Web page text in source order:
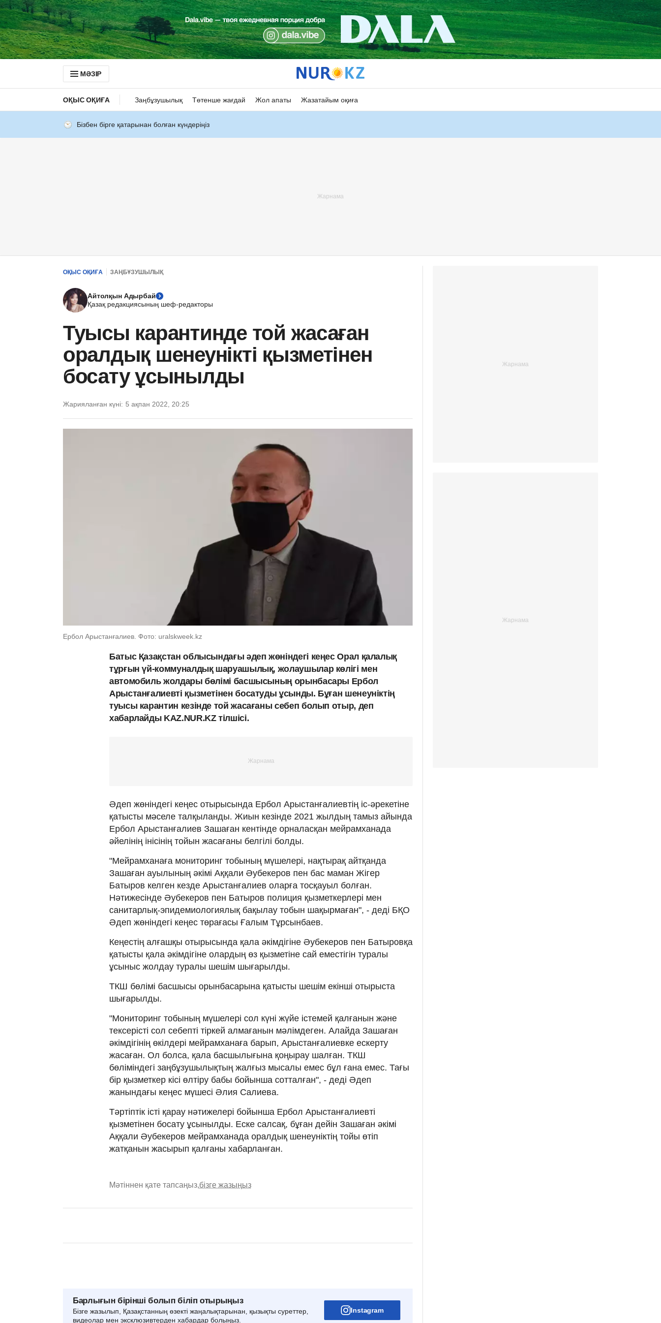
МӘЗІР
ОҚЫС ОҚИҒА Заңбұзушылық Төтенше жағдай Жол апаты Жазатайым оқиға
Бізбен бірге қатарынан болған күндеріңіз
ОҚЫС ОҚИҒА ЗАҢБҰЗУШЫЛЫҚ
Айтолқын Адырбай
Қазақ редакциясының шеф-редакторы
Туысы карантинде той жасаған
оралдық шенеунікті қызметінен
босату ұсынылды
Жарияланған күні: 5 ақпан 2022, 20:25
Ербол Арыстанғалиев. Фото: uralskweek.kz
Батыс Қазақстан облысындағы әдеп жөніндегі кеңес Орал қалалық
тұрғын үй-коммуналдық шаруашылық, жолаушылар көлігі мен
автомобиль жолдары бөлімі басшысының орынбасары Ербол
Арыстанғалиевті қызметінен босатуды ұсынды. Бұған шенеуніктің
туысы карантин кезінде той жасағаны себеп болып отыр, деп
хабарлайды KAZ.NUR.KZ тілшісі.
Әдеп жөніндегі кеңес отырысында Ербол Арыстанғалиевтің іс-әрекетіне
қатысты мәселе талқыланды. Жиын кезінде 2021 жылдың тамыз айында
Ербол Арыстанғалиев Зашаған кентінде орналасқан мейрамханада
әйелінің інісінің тойын жасағаны белгілі болды.
"Мейрамханаға мониторинг тобының мүшелері, нақтырақ айтқанда
Зашаған ауылының әкімі Аққали Әубекеров пен бас маман Жігер
Батыров келген кезде Арыстанғалиев оларға тосқауыл болған.
Нәтижесінде Әубекеров пен Батыров полиция қызметкерлері мен
санитарлық-эпидемиологиялық бақылау тобын шақырмаған", - деді БҚО
Әдеп жөніндегі кеңес төрағасы Ғалым Тұрсынбаев.
Кеңестің алғашқы отырысында қала әкімдігіне Әубекеров пен Батыровқа
қатысты қала әкімдігіне олардың өз қызметіне сай еместігін туралы
ұсыныс жолдау туралы шешім шығарылды.
ТКШ бөлімі басшысы орынбасарына қатысты шешім екінші отырыста
шығарылды.
"Мониторинг тобының мүшелері сол күні жүйе істемей қалғанын және
тексерісті сол себепті тіркей алмағанын мәлімдеген. Алайда Зашаған
әкімдігінің өкілдері мейрамханаға барып, Арыстанғалиевке ескерту
жасаған. Ол болса, қала басшылығына қоңырау шалған. ТКШ
бөліміндегі заңбұзушылықтың жалғыз мысалы емес бұл ғана емес. Тағы
бір қызметкер кісі өлтіру бабы бойынша сотталған", - деді Әдеп
жанындағы кеңес мүшесі Әлия Салиева.
Тәртіптік істі қарау нәтижелері бойынша Ербол Арыстанғалиевті
қызметінен босату ұсынылды. Еске салсақ, бұған дейін Зашаған әкімі
Аққали Әубекеров мейрамханада оралдық шенеуніктің тойы өтіп
жатқанын жасырып қалғаны хабарланған.
Мәтіннен қате тапсаңыз,бізге жазыңыз
Барлығын бірінші болып біліп отырыңыз
Бізге жазылып, Қазақстанның өзекті жаңалықтарынан, қызықты суреттер,
видеолар мен эксклюзивтерден хабардар болыңыз.
Instagram